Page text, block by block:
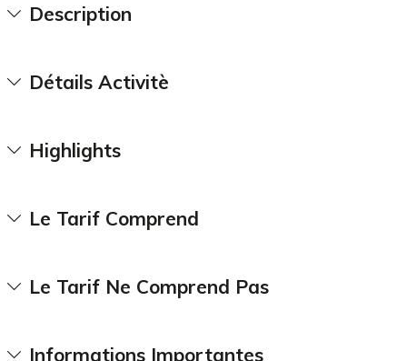
Description
Détails Activitè
Highlights
Le Tarif Comprend
Le Tarif Ne Comprend Pas
Informations Importantes